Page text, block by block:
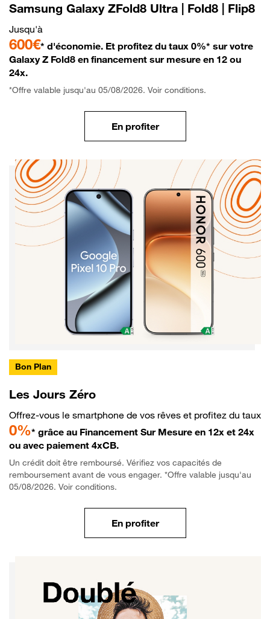
Samsung Galaxy ZFold8 Ultra | Fold8 | Flip8
Jusqu'à
600€* d'économie. Et profitez du taux 0%* sur votre
Galaxy Z Fold8 en financement sur mesure en 12 ou
24x.
*Offre valable jusqu'au 05/08/2026. Voir conditions.
En profiter
Bon Plan
Les Jours Zéro
Offrez-vous le smartphone de vos rêves et profitez du taux
0%* grâce au Financement Sur Mesure en 12x et 24x
ou avec paiement 4xCB.
Un crédit doit être remboursé. Vérifiez vos capacités de
remboursement avant de vous engager. *Offre valable jusqu'au
05/08/2026. Voir conditions.
En profiter